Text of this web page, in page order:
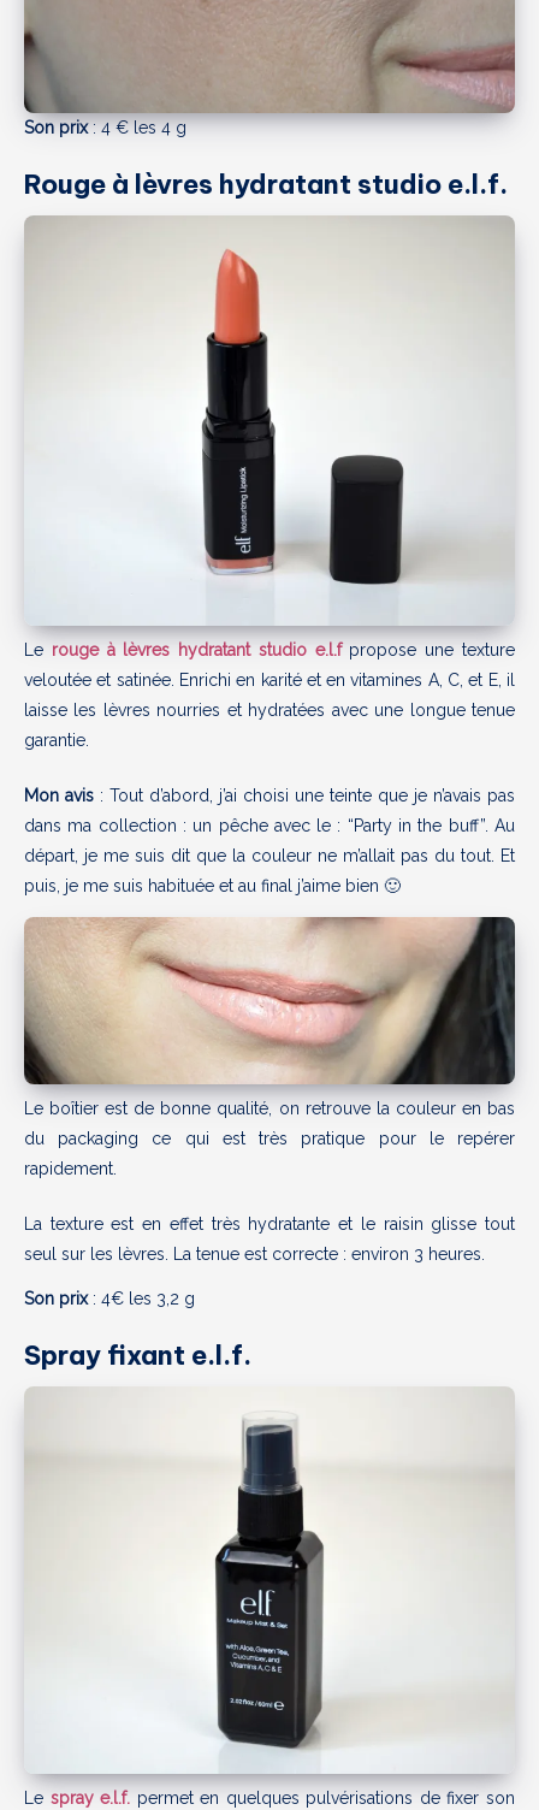
Son prix: 4 € les 4 g
Rouge à lèvres hydratant studio e.l.f.
Le rouge à lèvres hydratant studio e.l.f propose une texture
veloutée et satinée. Enrichi en karité et en vitamines A, C, et E, il
laisse les lèvres nourries et hydratées avec une longue tenue
garantie.
Mon avis : Tout d’abord, j’ai choisi une teinte que je n’avais pas
dans ma collection : un pêche avec le : “Party in the buff”. Au
départ, je me suis dit que la couleur ne m’allait pas du tout. Et
puis, je me suis habituée et au final j’aime bien 🙂
Le boîtier est de bonne qualité, on retrouve la couleur en bas
du packaging ce qui est très pratique pour le repérer
rapidement.
La texture est en effet très hydratante et le raisin glisse tout
seul sur les lèvres. La tenue est correcte : environ 3 heures.
Son prix: 4€ les 3,2 g
Spray fixant e.l.f.
Le spray e.l.f. permet en quelques pulvérisations de fixer son